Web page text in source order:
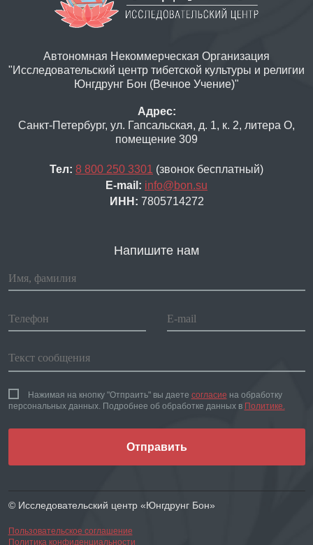
Автономная Некоммерческая Организация
"Исследовательский центр тибетской культуры и религии
Юнгдрунг Бон (Вечное Учение)"
Адрес:
Санкт-Петербург, ул. Гапсальская, д. 1, к. 2, литера О,
помещение 309
Тел: 8 800 250 3301 (звонок бесплатный)
E-mail: info@bon.su
ИНН: 7805714272
Напишите нам
Нажимая на кнопку "Отпраить" вы даете согласие на обработку
персональных данных. Подробнее об обработке данных в Политике.
Отправить
© Исследовательский центр «Юнгдрунг Бон»
Пользовательское соглашение
Политика конфиденциальности